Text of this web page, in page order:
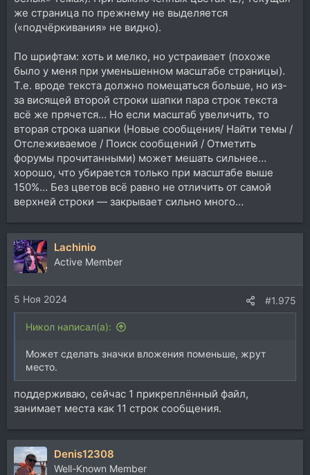
же страница по прежнему не выделяется
(«подчёркивания» не видно).
По шрифтам: хоть и мелко, но устраивает (похоже
было у меня при уменьшенном масштабе страницы).
Т.е. вроде текста должно помещаться больше, но из-
за висящей второй строки шапки пара строк текста
всё же прячется… Но если масштаб увеличить, то
вторая строка шапки (Новые сообщения/ Найти темы /
Отслеживаемое / Поиск сообщений / Отметить
форумы прочитанными) может мешать сильнее…
хорошо, что убирается только при масштабе выше
150%… Без цветов всё равно не отличить от самой
верхней строки — закрывает сильно много…
Lachinio
Active Member
5 Ноя 2024 #1.975
Никол написал(а):
Может сделать значки вложения поменьше, жрут
место.
поддерживаю, сейчас 1 прикреплённый файл,
занимает места как 11 строк сообщения.
Denis12308
Well-Known Member